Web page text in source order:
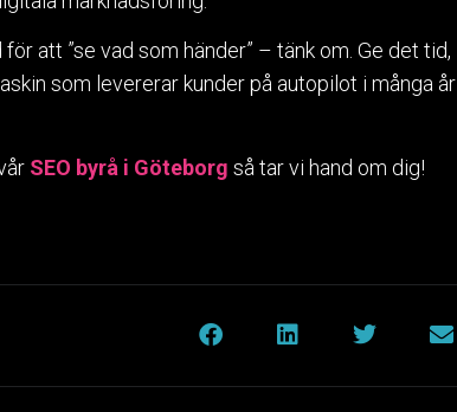
att ”se vad som händer” – tänk om. Ge det tid,
som levererar kunder på autopilot i många år
SEO byrå i Göteborg så tar vi hand om dig!